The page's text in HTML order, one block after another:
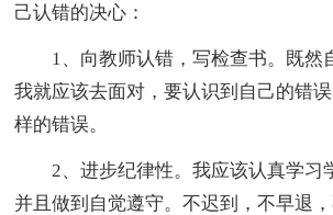
己认错的决心：
1、向教师认错，写检查书。既然
我就应该去面对，要认识到自己的错
样的错误。
2、进步纪律性。我应该认真学习
并且做到自觉遵守。不迟到，不早退